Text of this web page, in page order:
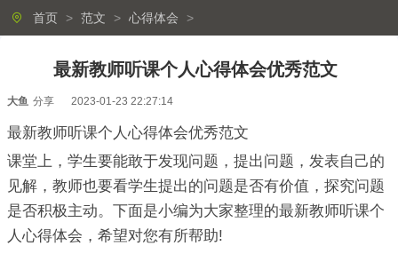
首页 > 范文 > 心得体会 >
最新教师听课个人心得体会优秀范文
大鱼 分享 2023-01-23 22:27:14
最新教师听课个人心得体会优秀范文
课堂上，学生要能敢于发现问题，提出问题，发表自己的
见解，教师也要看学生提出的问题是否有价值，探究问题
是否积极主动。下面是小编为大家整理的最新教师听课个
人心得体会，希望对您有所帮助!